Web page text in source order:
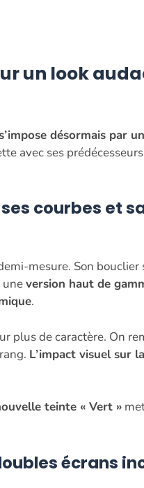
un look
désormais par
avec ses
courbes et
mesure. Son bouclier
uneversion haut de
.
plus de caractère. On
L’impact visuel sur
teinte « Vert »
écrans